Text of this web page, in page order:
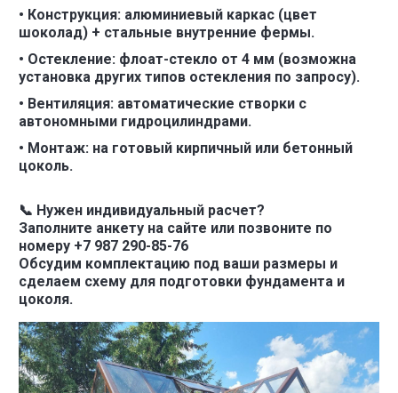
• Конструкция: алюминиевый каркас (цвет
шоколад) + стальные внутренние фермы.
• Остекление: флоат-стекло от 4 мм (возможна
установка других типов остекления по запросу).
• Вентиляция: автоматические створки с
автономными гидроцилиндрами.
• Монтаж: на готовый кирпичный или бетонный
цоколь.
📞 Нужен индивидуальный расчет?
Заполните анкету на сайте или позвоните по
номеру +7 987 290-85-76
Обсудим комплектацию под ваши размеры и
сделаем схему для подготовки фундамента и
цоколя.